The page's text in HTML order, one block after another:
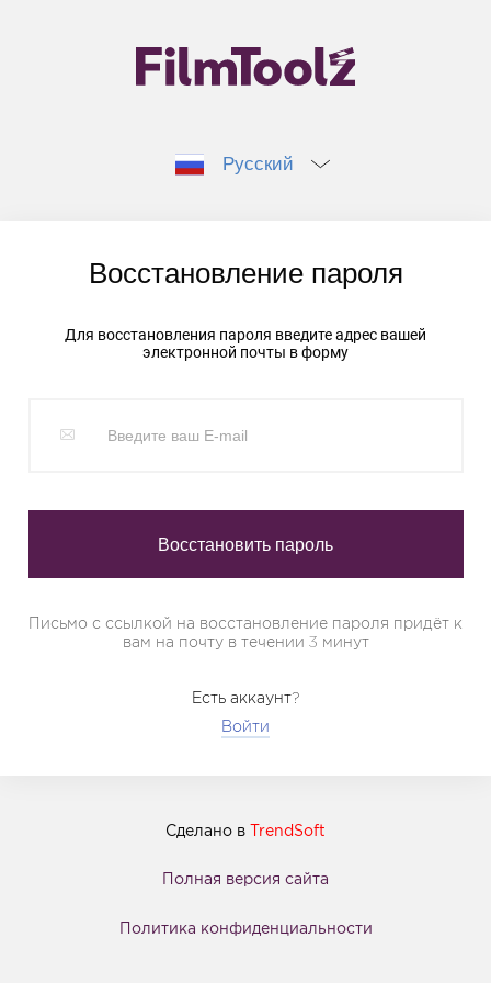
Русский
Восстановление пароля
Для восстановления пароля введите адрес вашей
электронной почты в форму
Письмо с ссылкой на восстановление пароля придёт к
вам на почту в течении 3 минут
Есть аккаунт?
Войти
Сделано в TrendSoft
Полная версия сайта
Политика конфиденциальности